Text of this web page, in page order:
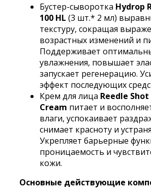
Бустер-сыворотка Hydrop
100 HL (3 шт.* 2 мл)
текстуру, сокращая
возрастных изменений и
Поддерживает
увлажнения, повышает
запускает регенерацию.
эффект последующих
Крем для лица Reedle
Cream питает и
влаги, успокаивает
снимает красноту и
Укрепляет барьерные
проницаемость и
кожи.
Основные действующие